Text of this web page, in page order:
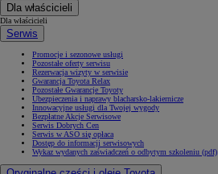
Dla właścicieli
Dla właścicieli
Serwis
Promocje i sezonowe usługi
Pozostałe oferty serwisu
Rezerwacja wizyty w serwisie
Gwarancja Toyota Relax
Pozostałe Gwarancje Toyoty
Ubezpieczenia i naprawy blacharsko-lakiernicze
Innowacyjne usługi dla Twojej wygody
Bezpłatne Akcje Serwisowe
Serwis Dobrych Cen
Serwis w ASO się opłaca
Dostęp do informacji serwisowych
Wykaz wydanych zaświadczeń o odbytym szkoleniu (pdf)